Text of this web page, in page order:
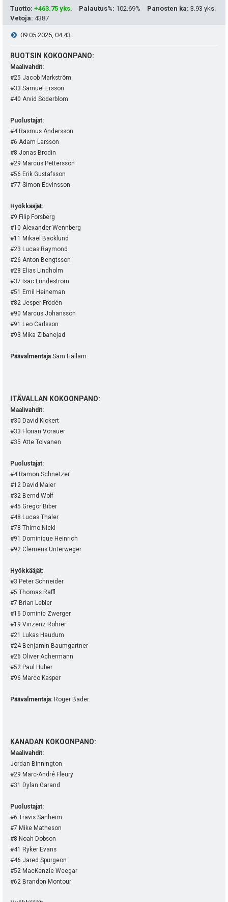
i
Tuotto: +463.75 yks. Palautus%: 102.69% Panosten ka: 3.93 yks.
Vetoja: 4387
V
i
e
i
09.05.2025, 04:43
RUOTSIN KOKOONPANO:
Maalivahdit:
#25 Jacob Markström
#33 Samuel Ersson
#40 Arvid Söderblom
Puolustajat:
#4 Rasmus Andersson
#6 Adam Larsson
#8 Jonas Brodin
#29 Marcus Pettersson
#56 Erik Gustafsson
#77 Simon Edvinsson
Hyökkääjät:
#9 Filip Forsberg
#10 Alexander Wennberg
#11 Mikael Backlund
#23 Lucas Raymond
#26 Anton Bengtsson
#28 Elias Lindholm
#37 Isac Lundeström
#51 Emil Heineman
#82 Jesper Frödén
#90 Marcus Johansson
#91 Leo Carlsson
#93 Mika Zibanejad
Päävalmentaja Sam Hallam.
ITÄVALLAN KOKOONPANO:
Maalivahdit:
#30 David Kickert
#33 Florian Vorauer
#35 Atte Tolvanen
Puolustajat:
#4 Ramon Schnetzer
#12 David Maier
#32 Bernd Wolf
#45 Gregor Biber
#48 Lucas Thaler
#78 Thimo Nickl
#91 Dominique Heinrich
#92 Clemens Unterweger
Hyökkääjät:
#3 Peter Schneider
#5 Thomas Raffl
#7 Brian Lebler
#16 Dominic Zwerger
#19 Vinzenz Rohrer
#21 Lukas Haudum
#24 Benjamin Baumgartner
#26 Oliver Achermann
#52 Paul Huber
#96 Marco Kasper
Päävalmentaja: Roger Bader.
KANADAN KOKOONPANO:
Maalivahdit:
Jordan Binnington
#29 Marc-André Fleury
#31 Dylan Garand
Puolustajat:
#6 Travis Sanheim
#7 Mike Matheson
#8 Noah Dobson
#41 Ryker Evans
#46 Jared Spurgeon
#52 MacKenzie Weegar
#62 Brandon Montour